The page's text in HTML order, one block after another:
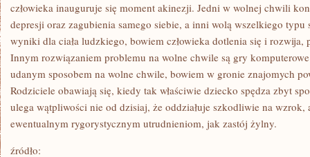
człowieka inauguruje się moment akinezji. Jedni w wolnej chwili
depresji oraz zagubienia samego siebie, a inni wolą wszelkiego
wyniki dla ciała ludzkiego, bowiem człowieka dotlenia się i rozwija,
Innym rozwiązaniem problemu na wolne chwile są gry
udanym sposobem na wolne chwile, bowiem w gronie znajomych
Rodziciele obawiają się, kiedy tak właściwie dziecko spędza zbyt
ulega wątpliwości nie od dzisiaj, że oddziałuje szkodliwie na wzrok,
ewentualnym rygorystycznym utrudnieniom, jak zastój żylny.
źródło: